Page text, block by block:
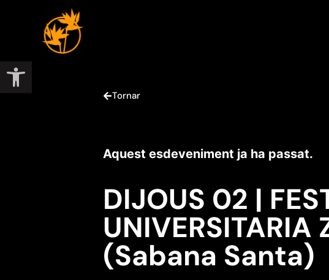
Obre la barra d'eines
Tornar
Aquest esdeveniment ja ha passat.
DIJOUS 02 |
UNIVERSITARIA
(Sabana Santa)